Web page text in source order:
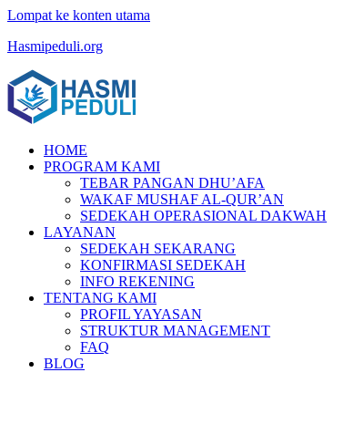
Lompat ke konten utama
Hasmipeduli.org
HOME
PROGRAM KAMI
TEBAR PANGAN DHU’AFA
WAKAF MUSHAF AL-QUR’AN
SEDEKAH OPERASIONAL DAKWAH
LAYANAN
SEDEKAH SEKARANG
KONFIRMASI SEDEKAH
INFO REKENING
TENTANG KAMI
PROFIL YAYASAN
STRUKTUR MANAGEMENT
FAQ
BLOG